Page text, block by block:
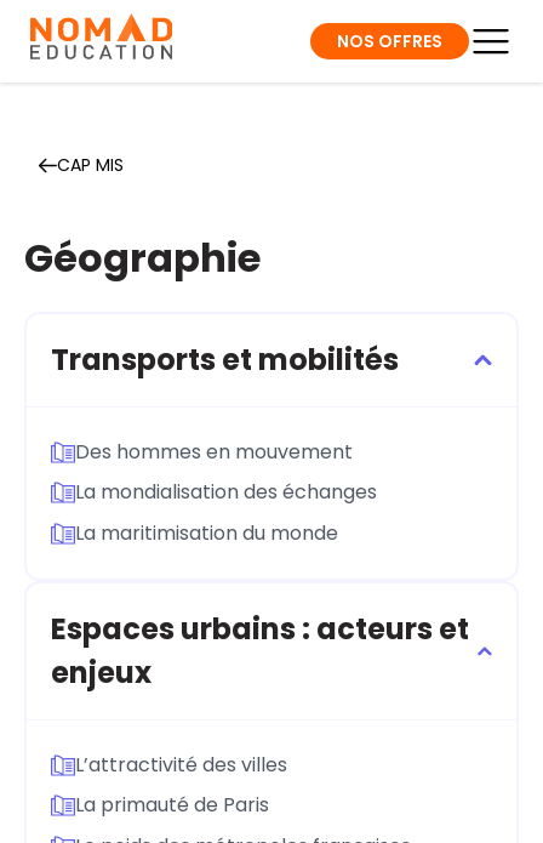
NOS OFFRES
CAP MIS
Géographie
Transports et mobilités
Des hommes en mouvement
La mondialisation des échanges
La maritimisation du monde
Espaces urbains : acteurs et
enjeux
L’attractivité des villes
La primauté de Paris